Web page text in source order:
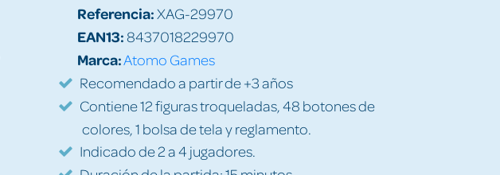
Referencia:XAG-29970
EAN13:8437018229970
Marca:Atomo Games
Recomendado a partir de +3 años
Contiene 12 figuras troqueladas, 48 botones de
colores, 1 bolsa de tela y reglamento.
Indicado de 2 a 4 jugadores.